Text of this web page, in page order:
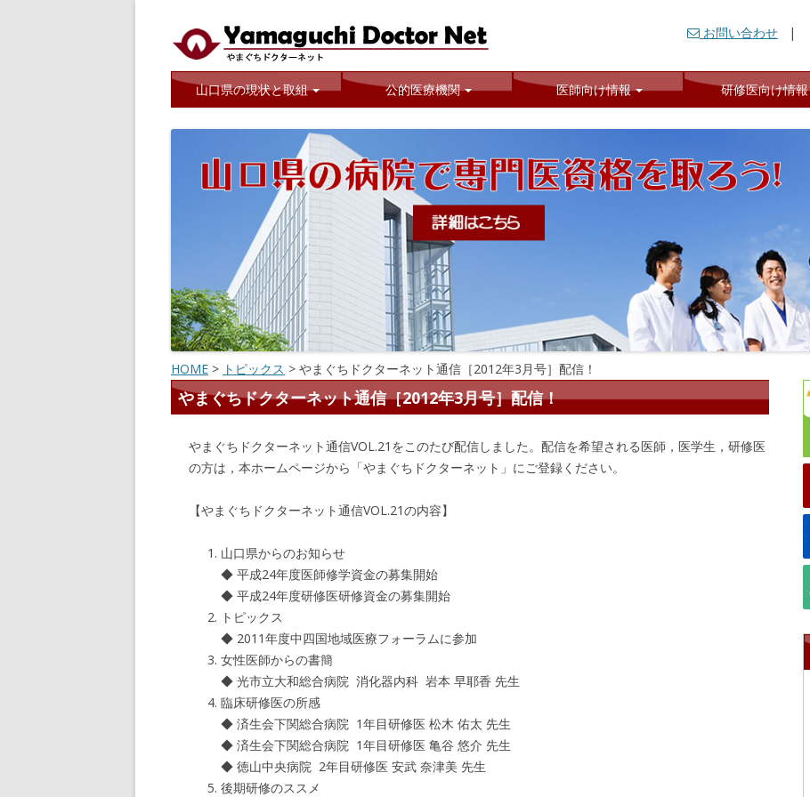
やまぐちドクターネット
山口県では地域医療の充実に取り組んでいます． お問い合わせ |
山口県の現状と取組 公的医療機関 医師向け情報 研修医向け情報
HOME > トピックス > やまぐちドクターネット通信［2012年3月号］配信！
やまぐちドクターネット通信［2012年3月号］配信！
やまぐちドクターネット通信VOL.21をこのたび配信しました。配信を希望される医師，医学生，研修医
の方は，本ホームページから「やまぐちドクターネット」にご登録ください。
【やまぐちドクターネット通信VOL.21の内容】
山口県からのお知らせ
◆ 平成24年度医師修学資金の募集開始
◆ 平成24年度研修医研修資金の募集開始
トピックス
◆ 2011年度中四国地域医療フォーラムに参加
女性医師からの書簡
◆ 光市立大和総合病院 消化器内科 岩本 早耶香 先生
臨床研修医の所感
◆ 済生会下関総合病院 1年目研修医 松木 佑太 先生
◆ 済生会下関総合病院 1年目研修医 亀谷 悠介 先生
◆ 徳山中央病院 2年目研修医 安武 奈津美 先生
後期研修のススメ